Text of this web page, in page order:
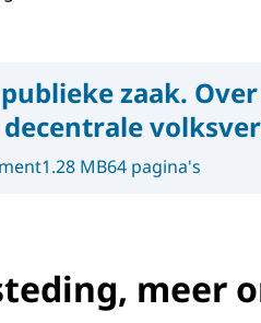
zaak.
1.28 MB64 pagina's
meer